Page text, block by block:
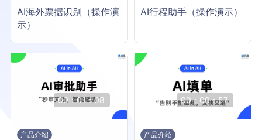
AI海外票据识别（操作演
示）
AI行程助手（操作演示）
00：01：08
产品介绍
00：00：57
产品介绍